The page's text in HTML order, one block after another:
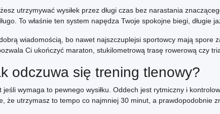
utrzymywać wysiłek przez długi czas bez narastania
To właśnie ten system napędza Twoje spokojne biegi, długie
wiadomością, bo nawet najszczuplejsi sportowcy mają spore
Ci ukończyć maraton, stukilometrową trasę rowerową czy
odczuwa się trening tlenowy?
wymaga to pewnego wysiłku. Oddech jest rytmiczny i
że utrzymasz to tempo co najmniej 30 minut, a prawdopodobnie